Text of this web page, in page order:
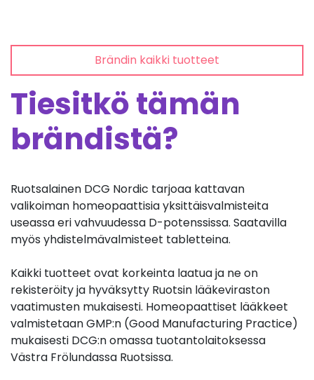
Brändin kaikki tuotteet
Tiesitkö tämän
brändistä?
Ruotsalainen DCG Nordic tarjoaa kattavan
valikoiman homeopaattisia yksittäisvalmisteita
useassa eri vahvuudessa D-potenssissa. Saatavilla
myös yhdistelmävalmisteet tabletteina.
Kaikki tuotteet ovat korkeinta laatua ja ne on
rekisteröity ja hyväksytty Ruotsin lääkeviraston
vaatimusten mukaisesti. Homeopaattiset lääkkeet
valmistetaan GMP:n (Good Manufacturing Practice)
mukaisesti DCG:n omassa tuotantolaitoksessa
Västra Frölundassa Ruotsissa.